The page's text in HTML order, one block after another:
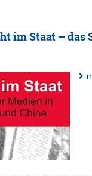
im Staat –